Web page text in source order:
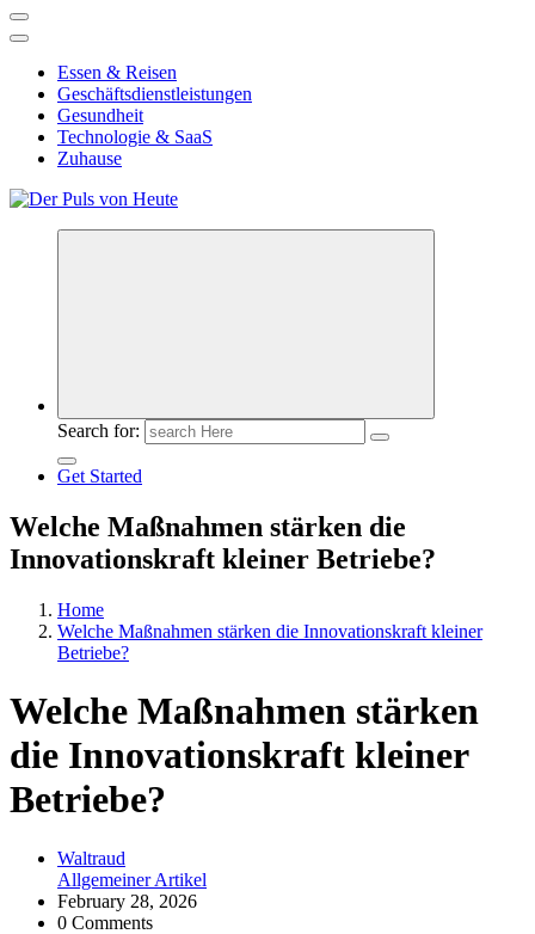
Essen & Reisen
Geschäftsdienstleistungen
Gesundheit
Technologie & SaaS
Zuhause
Meldungen die Resonanz finden
Search for:
Get Started
Welche Maßnahmen stärken die
Innovationskraft kleiner Betriebe?
Home
Welche Maßnahmen stärken die Innovationskraft kleiner
Betriebe?
Welche Maßnahmen stärken
die Innovationskraft kleiner
Betriebe?
Waltraud
Allgemeiner Artikel
February 28, 2026
0 Comments